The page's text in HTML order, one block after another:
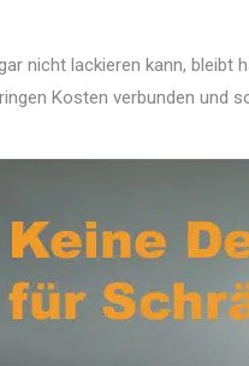
nicht lackieren kann,
Kosten verbunden und